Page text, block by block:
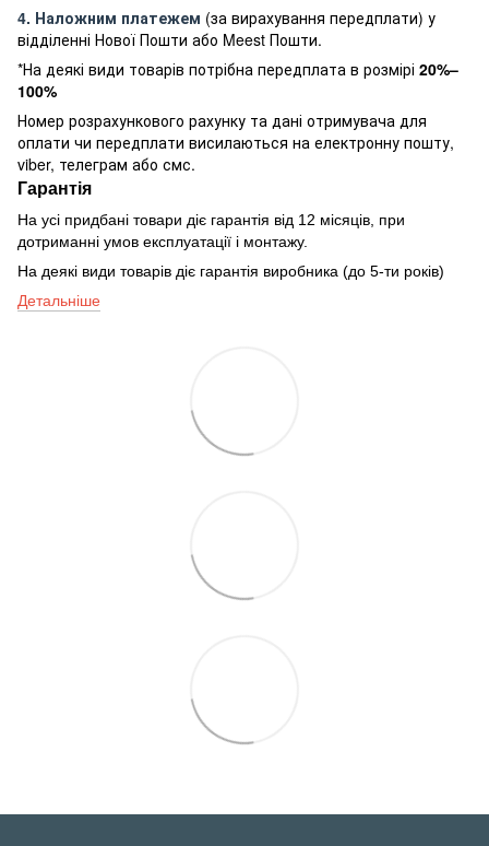
4. Наложним платежем (за вирахування передплати) у
відділенні Нової Пошти або Meest Пошти.
*На деякі види товарів потрібна передплата в розмірі 20%–
100%
Номер розрахункового рахунку та дані отримувача для
оплати чи передплати висилаються на електронну пошту,
viber, телеграм або смс.
Гарантія
На усі придбані товари діє гарантія від 12 місяців, при
дотриманні умов експлуатації і монтажу.
На деякі види товарів діє гарантія виробника (до 5-ти років)
Детальніше